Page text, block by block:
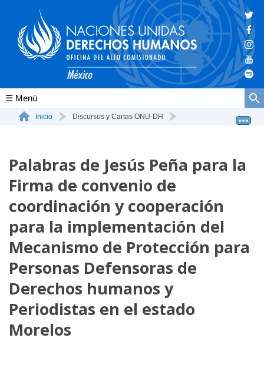
Conócenos
La ONU-DH en México
Vacantes ONU-DH México
ONU-DH en el tiempo
Inicio Discursos y Cartas ONU-DH
Palabras de Jesús Peña para la
Firma de convenio de
coordinación y cooperación
para la implementación del
Mecanismo de Protección para
Personas Defensoras de
Derechos humanos y
Periodistas en el estado
Morelos